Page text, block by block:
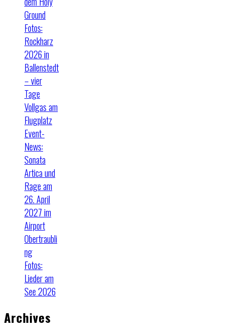
Ground
Fotos:
Rockharz
2026 in
Ballenstedt
– vier
Tage
Vollgas am
Flugplatz
Event-
News:
Sonata
Artica und
Rage am
26. April
2027 im
Airport
Obertraubli
ng
Fotos:
Lieder am
See 2026
Archives